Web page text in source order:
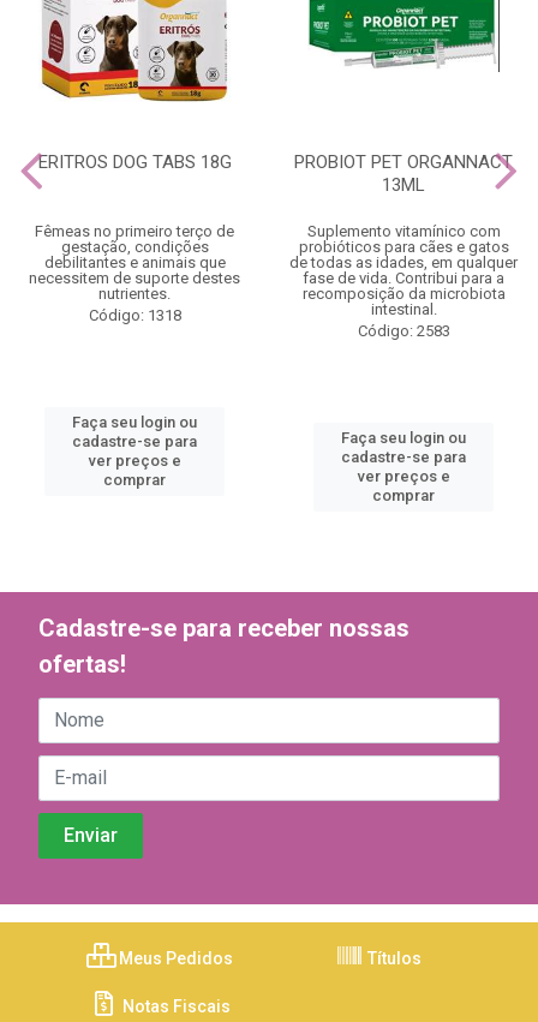
ERITROS DOG TABS 18G
Fêmeas no primeiro terço de
gestação, condições
debilitantes e animais que
necessitem de suporte destes
nutrientes.
Código: 1318
Faça seu login ou
cadastre-se para
ver preços e
comprar
PROBIOT PET ORGANNACT
13ML
Suplemento vitamínico com
probióticos para cães e gatos
de todas as idades, em qualquer
fase de vida. Contribui para a
recomposição da microbiota
intestinal.
Código: 2583
Faça seu login ou
cadastre-se para
ver preços e
comprar
Cadastre-se para receber nossas
ofertas!
Meus Pedidos Títulos
Notas Fiscais